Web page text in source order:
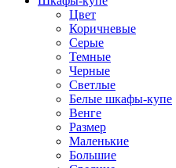
Цвет
Коричневые
Серые
Темные
Черные
Светлые
Белые шкафы-купе
Венге
Размер
Маленькие
Большие